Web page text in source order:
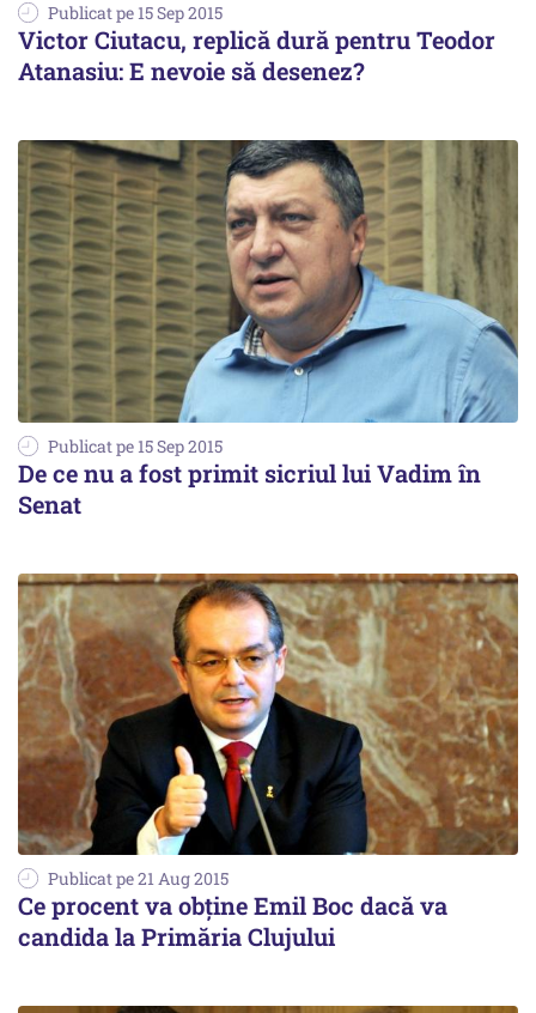
Publicat pe 15 Sep 2015
Victor Ciutacu, replică dură pentru Teodor
Atanasiu: E nevoie să desenez?
Publicat pe 15 Sep 2015
De ce nu a fost primit sicriul lui Vadim în
Senat
Publicat pe 21 Aug 2015
Ce procent va obține Emil Boc dacă va
candida la Primăria Clujului